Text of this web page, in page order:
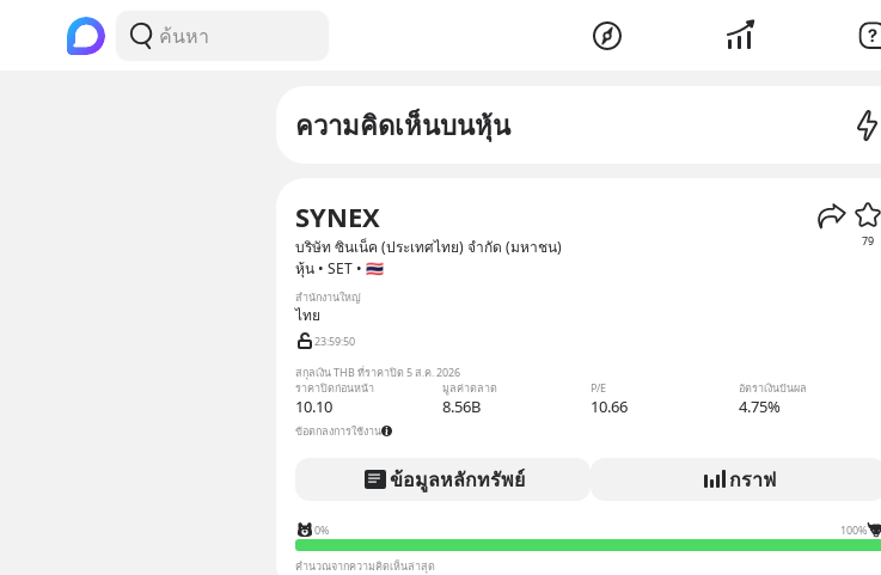
ความคิดเห็นบนหุ้น
SYNEX
บริษัท ซินเน็ค (ประเทศไทย) จำกัด (มหาชน) 79
หุ้น • SET • 🇹🇭
สำนักงานใหญ่
ไทย
23:59:49
สกุลเงิน THB ที่ราคาปิด 5 ส.ค. 2026
ราคาปิดก่อนหน้า
มูลค่าตลาด P/E อัตราเงินปันผล
10.10 8.56B 10.66 4.75%
ข้อตกลงการใช้งาน
ข้อมูลหลักทรัพย์ กราฟ
0% 100%
คำนวณจากความคิดเห็นล่าสุด